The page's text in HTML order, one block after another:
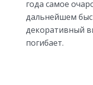
года самое
дальнейшем
декоративный
погибает.